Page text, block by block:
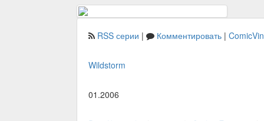
RSS серии | Комментировать |
Wildstorm
01.2006